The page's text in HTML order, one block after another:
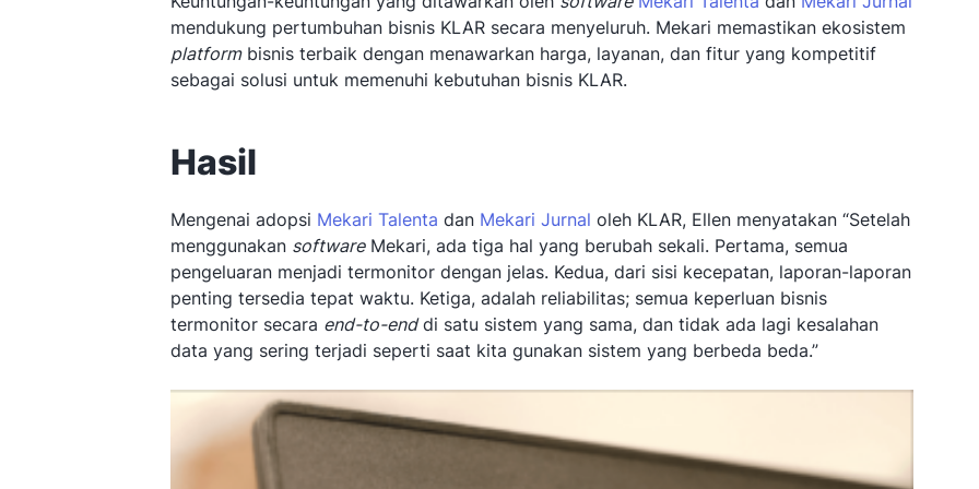
mendukung pertumbuhan bisnis KLAR secara menyeluruh. Mekari memastikan ekosistem
platformbisnis terbaik dengan menawarkan harga, layanan, dan fitur yang kompetitif
sebagai solusi untuk memenuhi kebutuhan bisnis KLAR.
Hasil
Mengenai adopsi Mekari Talenta dan Mekari Jurnal oleh KLAR, Ellen menyatakan “Setelah
menggunakan softwareMekari, ada tiga hal yang berubah sekali. Pertama, semua
pengeluaran menjadi termonitor dengan jelas. Kedua, dari sisi kecepatan, laporan-laporan
penting tersedia tepat waktu. Ketiga, adalah reliabilitas; semua keperluan bisnis
termonitor secara end-to-enddi satu sistem yang sama, dan tidak ada lagi kesalahan
data yang sering terjadi seperti saat kita gunakan sistem yang berbeda beda.”